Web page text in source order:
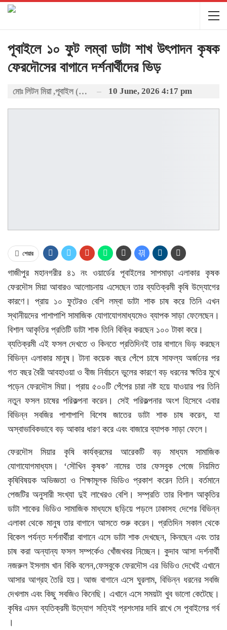
পূবাইলে ১০ ফুট লম্বা ডাটা শাখ উৎপাদন কৃষক
ফেরদৌসের বাগানে দর্শনার্থীদের ভিড়
মোঃ লিটন মিয়া ,পূবাইল (প্রতিনিধি: 10 June, 2026 4:17 pm
শেয়ার
গাজীপুর মহানগরীর ৪১ নং ওয়ার্ডের পূবাইলের সাপমাড়া এলাকার কৃষক
ফেরদৌস মিয়া আবারও আলোচনায় এসেছেন তার ব্যতিক্রমী কৃষি উদ্যোগের
কারণে। প্রায় ১০ ফুটেরও বেশি লম্বা ডাটা শাক চাষ করে তিনি এখন
স্থানীয়দের পাশাপাশি সামাজিক যোগাযোগমাধ্যমেও ব্যাপক সাড়া ফেলেছেন।
বিশাল আকৃতির প্রতিটি ডাটা শাক তিনি বিক্রি করছেন ১০০ টাকা করে।
ব্যতিক্রমী এই ফসল দেখতে ও কিনতে প্রতিদিনই তার বাগানে ভিড় করছেন
বিভিন্ন এলাকার মানুষ। টানা কয়েক বছর পেঁপে চাষে সাফল্য অর্জনের পর
গত বছর বৈরী আবহাওয়া ও বীজ নির্বাচনে ভুলের কারণে বড় ধরনের ক্ষতির মুখে
পড়েন ফেরদৌস মিয়া। প্রায় ৫০০টি পেঁপের চারা নষ্ট হয়ে যাওয়ার পর তিনি
নতুন ফসল চাষের পরিকল্পনা করেন। সেই পরিকল্পনার অংশ হিসেবে এবার
বিভিন্ন সবজির পাশাপাশি বিশেষ জাতের ডাটা শাক চাষ করেন, যা
অস্বাভাবিকভাবে বড় আকার ধারণ করে এবং বাজারে ব্যাপক সাড়া ফেলে।
ফেরদৌস মিয়ার কৃষি কার্যক্রমের আরেকটি বড় মাধ্যম সামাজিক
যোগাযোগমাধ্যম। ‘সৌখিন কৃষক’ নামের তার ফেসবুক পেজে নিয়মিত
কৃষিবিষয়ক অভিজ্ঞতা ও শিক্ষামূলক ভিডিও প্রকাশ করেন তিনি। বর্তমানে
পেজটির অনুসারী সংখ্যা দুই লাখেরও বেশি। সম্প্রতি তার বিশাল আকৃতির
ডাটা শাকের ভিডিও সামাজিক মাধ্যমে ছড়িয়ে পড়লে ঢাকাসহ দেশের বিভিন্ন
এলাকা থেকে মানুষ তার বাগানে আসতে শুরু করেন। প্রতিদিন সকাল থেকে
বিকেল পর্যন্ত দর্শনার্থীরা বাগানে এসে ডাটা শাক দেখছেন, কিনছেন এবং তার
চাষ করা অন্যান্য ফসল সম্পর্কেও খোঁজখবর নিচ্ছেন। কুদাব আসা দর্শনার্থী
নজরুল ইসলাম খান বিকি বলেন,ফেসবুকে ফেরদৌস এর ভিডিও দেখেই এখানে
আসার আগ্রহ তৈরি হয়। আজ বাগানে এসে ঘুরলাম, বিভিন্ন ধরনের সবজি
দেখলাম এবং কিছু সবজিও কিনেছি। এখানে এসে সময়টা খুব ভালো কেটেছে।
কৃষির এমন ব্যতিক্রমী উদ্যোগ সত্যিই প্রশংসার দাবি রাখে সে পূবাইলের গর্ব
।